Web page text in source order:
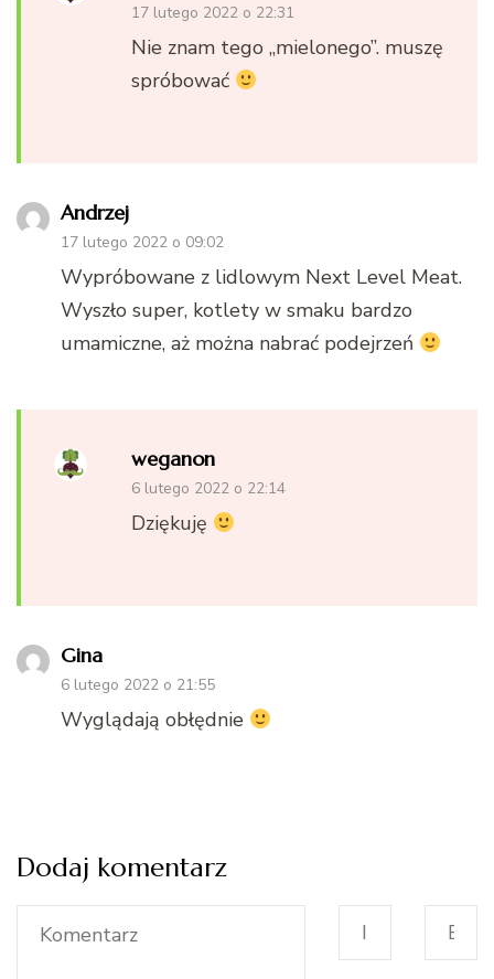
17 lutego 2022 o 22:31
Nie znam tego „mielonego”. muszę
spróbować
Andrzej
17 lutego 2022 o 09:02
Wypróbowane z lidlowym Next Level Meat.
Wyszło super, kotlety w smaku bardzo
umamiczne, aż można nabrać podejrzeń
weganon
6 lutego 2022 o 22:14
Dziękuję
Gina
6 lutego 2022 o 21:55
Wyglądają obłędnie
Dodaj komentarz